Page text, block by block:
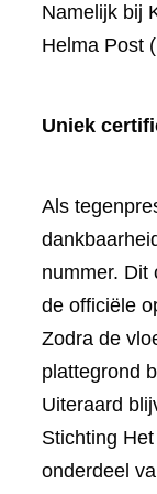
Namelijk bij
Helma Post
Uniek
Als
nummer. Dit
de officiële
Zodra de
plattegrond
Uiteraard
Stichting
onderdeel